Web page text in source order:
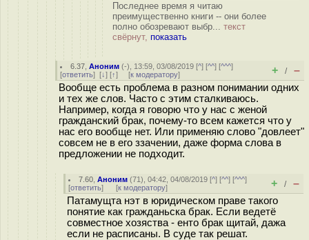
Последнее время я читаю
преимущественно книги -- они более
полно обозревают выбр... текст
свёрнут, показать
6.37 ,Аноним (-), 13:59, 03/08/2019 [^] [^^] [^^^]
[ответить] [↓] [↑] [к модератору] + / –
Вообще есть проблема в разном понимании одних
и тех же слов. Часто с этим сталкиваюсь.
Например, когда я говорю что у нас с женой
гражданский брак, почему-то всем кажется что у
нас его вообще нет. Или применяю слово "довлеет"
совсем не в его ззачении, даже форма слова в
предложении не подходит.
7.60 ,Аноним (71), 04:42, 04/08/2019 [^] [^^] [^^^]
[ответить] [к модератору] + / –
Патамущта нэт в юридическом праве такого
понятие как гражданьска брак. Если ведетё
совместное хозяства - енто брак щитай, дажа
если не расписаны. В суде так решат.